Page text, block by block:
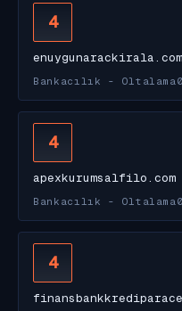
4
Bankacılık - Oltalama
4
apexkurumsalfilo.com
Bankacılık - Oltalama
4